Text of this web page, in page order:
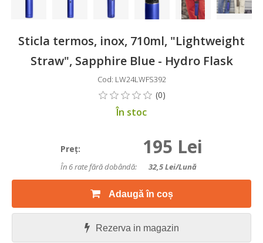
Sticla termos, inox, 710ml, "Lightweight
Straw", Sapphire Blue - Hydro Flask
Cod: LW24LWFS392
În stoc
Preţ: 195 Lei
În 6 rate fără dobândă: 32,5Lei/lună
Adaugă în coș
Rezerva in magazin